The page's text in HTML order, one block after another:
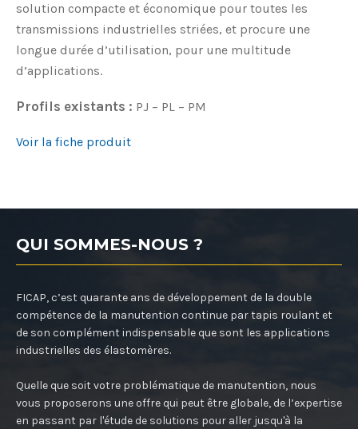
solution compacte et économique pour toutes les
transmissions industrielles striées, et procure une
longue durée d’utilisation, pour une multitude
d’applications.
Profils existants : PJ – PL – PM
Voir la fiche produit
QUI SOMMES-NOUS ?
FICAP, c’est quarante ans de développement de la double
compétence de la manutention continue par tapis roulant et
de son complément indispensable que sont les applications
industrielles des élastomères.
Quelle que soit votre problématique de manutention, nous
vous proposerons une offre qui peut être globale, de l’expertise
en passant par l'étude de solutions pour aller jusqu'à la